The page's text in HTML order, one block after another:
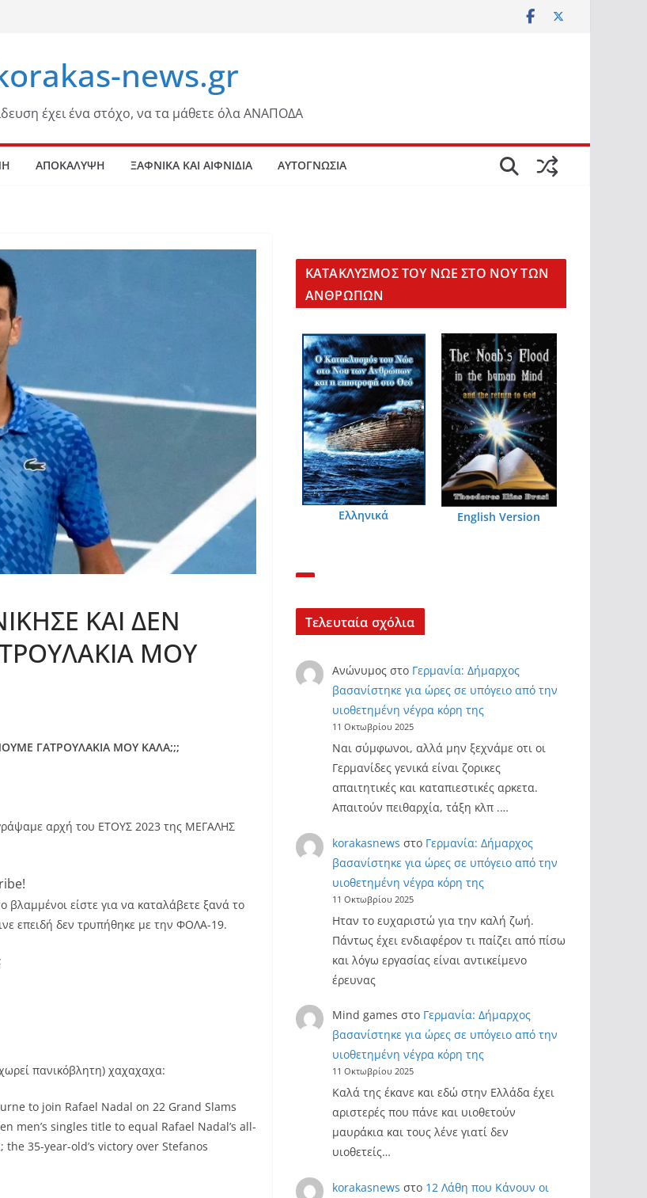
news.gr
έχει ένα στόχο, να τα μάθετε όλα ΑΝΑΠΟΔΑ
ΑΠΟΚΑΛΥΨΗ ΞΑΦΝΙΚΑ ΚΑΙ ΑΙΦΝΙΔΙΑ ΑΥΤΟΓΝΩΣΙΑ
ΚΑΙ ΔΕΝ
ΜΟΥ
ΓΑΤΡΟΥΛΑΚΙΑ ΜΟΥ ΚΑΛΑ;;;
αρχή του ΕΤΟΥΣ 2023 της ΜΕΓΑΛΗΣ
βλαμμένοι είστε για να καταλάβετε ξανά το
επειδή δεν τρυπήθηκε με την ΦΟΛΑ-19.
πανικόβλητη) χαχαχαχα:
to join Rafael Nadal on 22 Grand Slams
men’s singles title to equal Rafael Nadal’s all-
35-year-old’s victory over Stefanos
KΑΤΑΚΛΥΣΜΟΣ ΤΟΥ ΝΩΕ ΣΤΟ ΝΟΥ ΤΩΝ
ΑΝΘΡΩΠΩΝ
Ελληνικά English Version
Τελευταία σχόλια
Ανώνυμοςστο Γερμανία: Δήμαρχος
βασανίστηκε για ώρες σε υπόγειο από την
υιοθετημένη νέγρα κόρη της
11 Οκτωβρίου 2025
Ναι σύμφωνοι, αλλά μην ξεχνάμε οτι οι
Γερμανίδες γενικά είναι ζορικες
απαιτητικές και καταπιεστικές αρκετα.
Απαιτούν πειθαρχία, τάξη κλπ .…
korakasnews στο Γερμανία: Δήμαρχος
βασανίστηκε για ώρες σε υπόγειο από την
υιοθετημένη νέγρα κόρη της
11 Οκτωβρίου 2025
Ηταν το ευχαριστώ για την καλή ζωή.
Πάντως έχει ενδιαφέρον τι παίζει από πίσω
και λόγω εργασίας είναι αντικείμενο
έρευνας
Mind games στο Γερμανία: Δήμαρχος
βασανίστηκε για ώρες σε υπόγειο από την
υιοθετημένη νέγρα κόρη της
11 Οκτωβρίου 2025
Καλά της έκανε και εδώ στην Ελλάδα έχει
αριστερές που πάνε και υιοθετούν
μαυράκια και τους λένε γιατί δεν
υιοθετείς…
korakasnews στο 12 Λάθη που Κάνουν οι